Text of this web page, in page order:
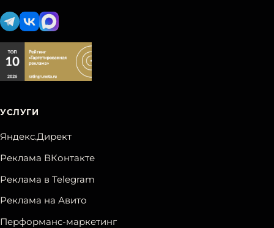
УСЛУГИ
Яндекс.Директ
Реклама ВКонтакте
Реклама в Telegram
Реклама на Авито
Перформанс-маркетинг